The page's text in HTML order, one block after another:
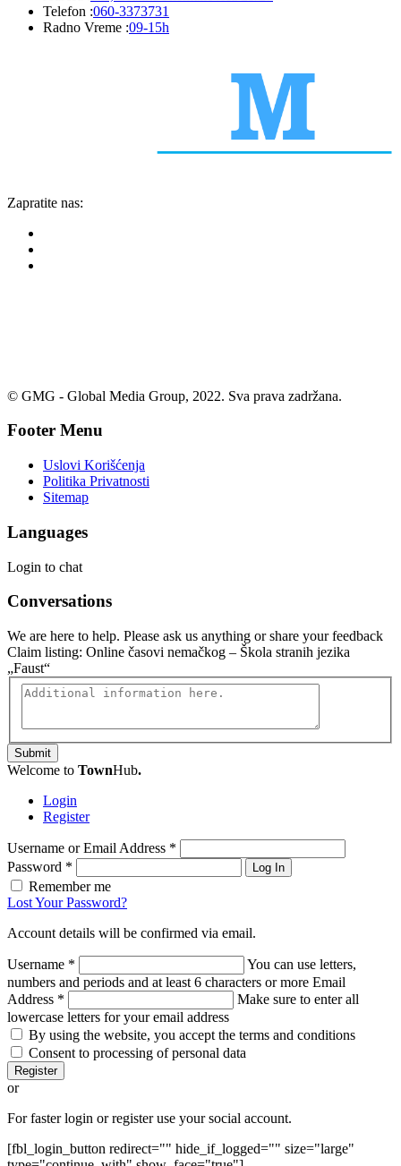
Telefon :060-3373731
Radno Vreme :09-15h
Zapratite nas:
© GMG - Global Media Group, 2022. Sva prava zadržana.
Footer Menu
Uslovi Korišćenja
Politika Privatnosti
Sitemap
Languages
Login to chat
Conversations
We are here to help. Please ask us anything or share your feedback
Claim listing: Online časovi nemačkog – Škola stranih jezika
„Faust“
Submit
Welcome to TownHub.
Login
Register
Username or Email Address *
Password * Log In
Remember me
Lost Your Password?
Account details will be confirmed via email.
Username *
You can use letters,
numbers and periods and at least 6 characters or more Email
Address *
Make sure to enter all
lowercase letters for your email address
By using the website, you accept the terms and conditions
Consent to processing of personal data
Register
or
For faster login or register use your social account.
[fbl_login_button redirect="" hide_if_logged="" size="large"